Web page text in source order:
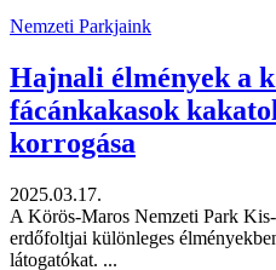
Nemzeti Parkjaink
Hajnali élmények a
fácánkakasok
korrogása
2025.03.17.
A Körös-Maros Nemzeti Park
erdőfoltjai különleges
látogatókat. ...